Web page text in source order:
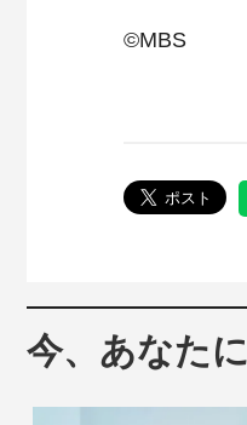
©MBS
今、あなた